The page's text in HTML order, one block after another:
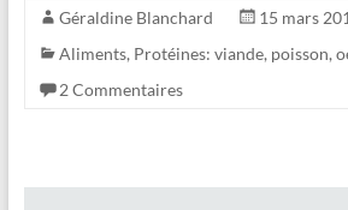
Géraldine Blanchard
15 mars
Aliments, Protéines: viande, poisson,
2 Commentaires